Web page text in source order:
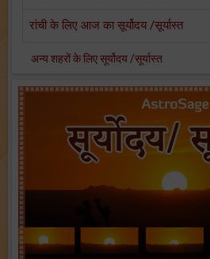
रांची के लिए आज का सूर्योदय /सूर्यास्त
अन्य शहरों के लिए सूर्योदय /सूर्यास्त